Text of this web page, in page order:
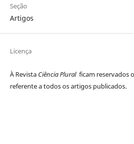
Seção
Artigos
Licença
À Revista Ciência Plural ficam reservados
referente a todos os artigos publicados.